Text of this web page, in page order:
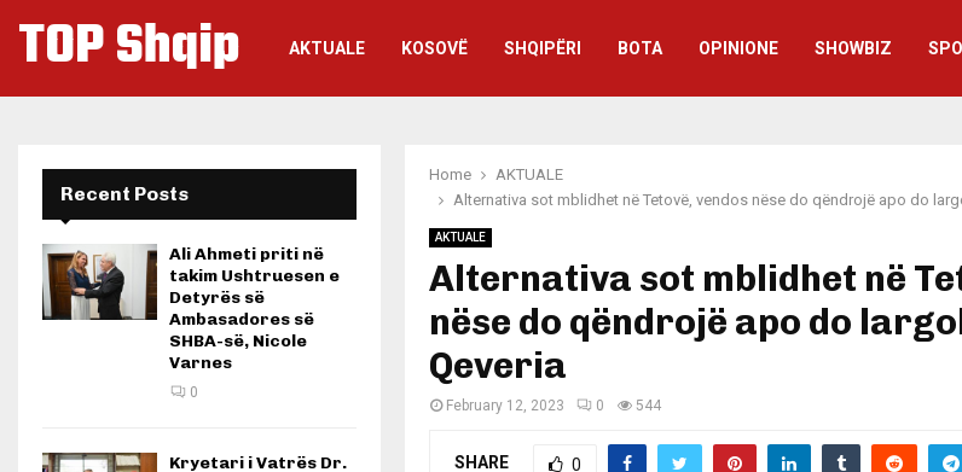
TOP Shqip AKTUALE KOSOVË SHQIPËRI BOTA OPINIONE SHOWBIZ
Home
AKTUALE
Alternativa sot mblidhet në Tetovë, vendos nëse do qëndrojë apo do
AKTUALE
Alternativa sot mblidhet në
nëse do qëndrojë apo do
Qeveria
February 12, 2023 0 544
SHARE 0
Recent Posts
Ali Ahmeti priti në
takim Ushtruesen e
Detyrës së
Ambasadores së
SHBA-së, Nicole
Varnes
0
Kryetari i Vatrës Dr.